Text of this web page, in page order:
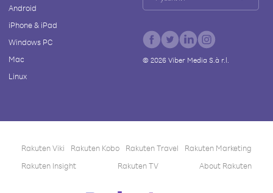
Android
iPhone & iPad
Windows PC
Mac
Linux
© 2026Viber Media S.à r.l.
Rakuten Viki Rakuten Kobo Rakuten Travel
Rakuten Marketing
Rakuten Insight
Rakuten TV About Rakuten